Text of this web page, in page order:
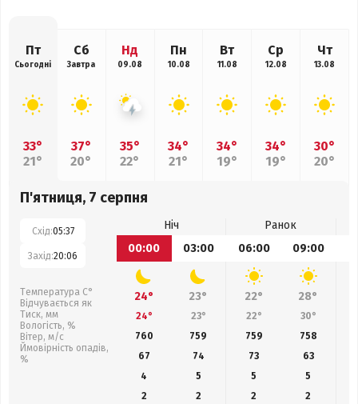
Пт
Сьогодні
33°
21°
Сб
Завтра
37°
20°
Нд
09.08
35°
22°
Пн
10.08
34°
21°
Вт
11.08
34°
19°
Ср
12.08
34°
19°
Чт
13.08
30°
20°
П'ятниця, 7 серпня
Схід:05:37
Захід:20:06
Температура С°
Відчувається як
Тиск, мм
Вологість, %
Вітер, м/с
Ймовірність опадів,
%
Ніч
Ранок
00:00
03:00 06:00 09:00
24° 23° 22° 28°
24° 23° 22° 30°
760
759 759 758
67
74 73 63
4
5 5
5
2
2 2 2